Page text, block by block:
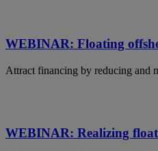
WEBINAR: Floating
Attract financing by reducing and
WEBINAR: Realizing